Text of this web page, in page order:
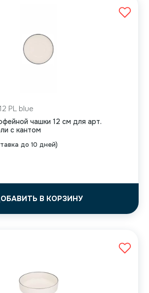
до 10 дней)
PL blue
чашки 12 см для арт.
с кантом
В КОРЗИНУ